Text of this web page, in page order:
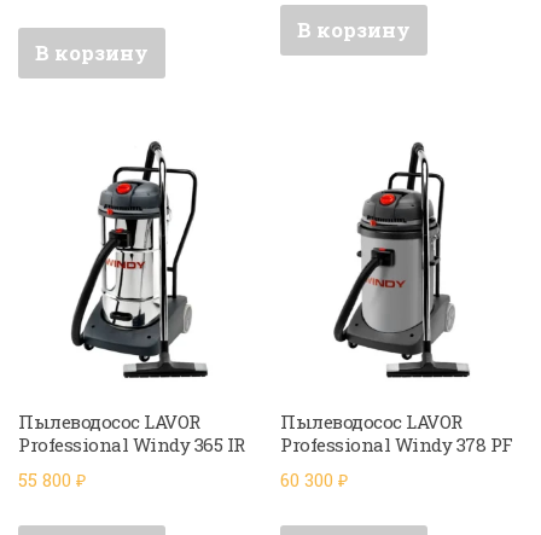
В корзину
В корзину
Пылеводосос LAVOR
Professional Windy 365 IR
55 800 ₽
Пылеводосос LAVOR
Professional Windy 378 PF
60 300₽